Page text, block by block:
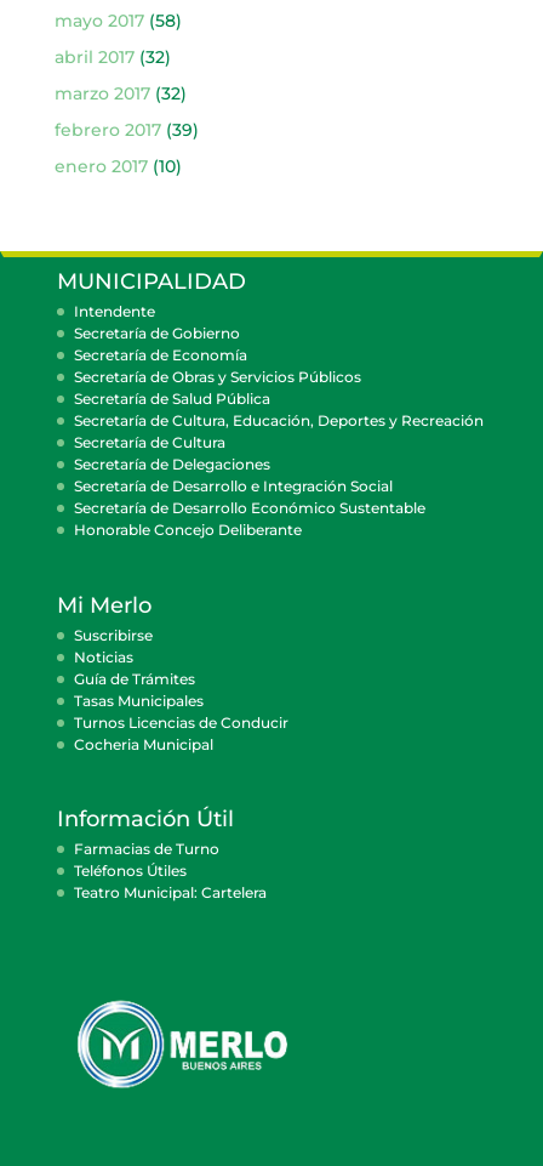
mayo 2017(58)
abril 2017(32)
marzo 2017(32)
febrero 2017(39)
enero 2017(10)
MUNICIPALIDAD
Intendente
Secretaría de Gobierno
Secretaría de Economía
Secretaría de Obras y Servicios Públicos
Secretaría de Salud Pública
Secretaría de Cultura, Educación, Deportes y Recreación
Secretaría de Cultura
Secretaría de Delegaciones
Secretaría de Desarrollo e Integración Social
Secretaría de Desarrollo Económico Sustentable
Honorable Concejo Deliberante
Mi Merlo
Suscribirse
Noticias
Guía de Trámites
Tasas Municipales
Turnos Licencias de Conducir
Cocheria Municipal
Información Útil
Farmacias de Turno
Teléfonos Útiles
Teatro Municipal: Cartelera